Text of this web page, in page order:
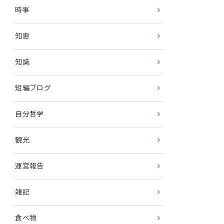
時事
知恵
知識
短編ブログ
自分哲学
観光
運営報告
雑記
食べ物